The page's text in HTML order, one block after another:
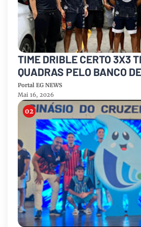
TIME DRIBLE CERTO 3X3
QUADRAS PELO BANCO
AÇÃO SOLIDÁRIA “3X3
Portal EG NEWS
Mai 16, 2026